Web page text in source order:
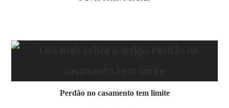
Perdão no casamento tem limite